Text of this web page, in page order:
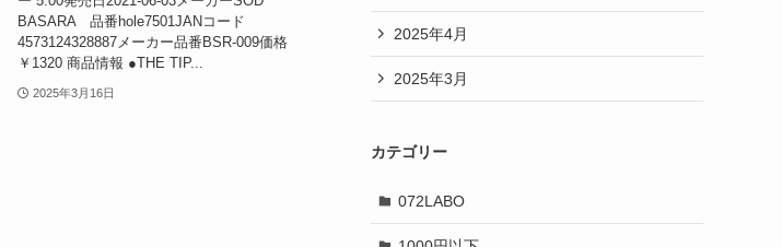
BASARA 品番hole7501JANコード
4573124328887メーカー品番BSR-009価格
￥1320 商品情報 ●THE TIP...
2025年3月16日
2025年4月
2025年3月
カテゴリー
072LABO